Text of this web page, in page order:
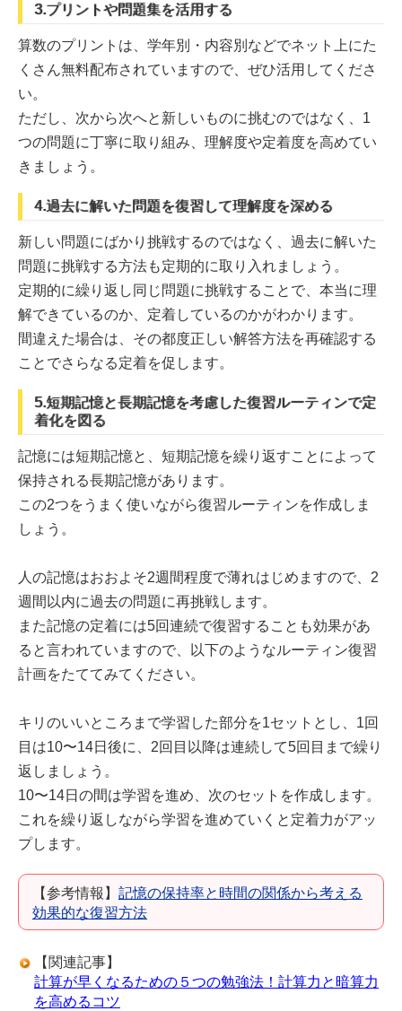
3.プリントや問題集を活用する
算数のプリントは、学年別・内容別などでネット上にた
くさん無料配布されていますので、ぜひ活用してくださ
い。
ただし、次から次へと新しいものに挑むのではなく、1
つの問題に丁寧に取り組み、理解度や定着度を高めてい
きましょう。
4.過去に解いた問題を復習して理解度を深める
新しい問題にばかり挑戦するのではなく、過去に解いた
問題に挑戦する方法も定期的に取り入れましょう。
定期的に繰り返し同じ問題に挑戦することで、本当に理
解できているのか、定着しているのかがわかります。
間違えた場合は、その都度正しい解答方法を再確認する
ことでさらなる定着を促します。
5.短期記憶と長期記憶を考慮した復習ルーティンで定
着化を図る
記憶には短期記憶と、短期記憶を繰り返すことによって
保持される長期記憶があります。
この2つをうまく使いながら復習ルーティンを作成しま
しょう。
人の記憶はおおよそ2週間程度で薄れはじめますので、2
週間以内に過去の問題に再挑戦します。
また記憶の定着には5回連続で復習することも効果があ
ると言われていますので、以下のようなルーティン復習
計画をたててみてください。
キリのいいところまで学習した部分を1セットとし、1回
目は10〜14日後に、2回目以降は連続して5回目まで繰り
返しましょう。
10〜14日の間は学習を進め、次のセットを作成します。
これを繰り返しながら学習を進めていくと定着力がアッ
プします。
【参考情報】 記憶の保持率と時間の関係から考える
効果的な復習方法
【関連記事】
計算が早くなるための５つの勉強法！計算力と暗算力
を高めるコツ